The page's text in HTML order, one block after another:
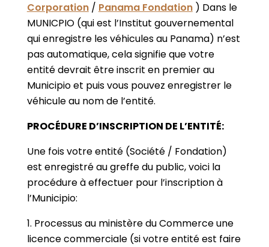
Corporation/ Panama Fondation) Dans le
MUNICPIO (qui est l’Institut gouvernemental
qui enregistre les véhicules au Panama) n’est
pas automatique, cela signifie que votre
entité devrait être inscrit en premier au
Municipio et puis vous pouvez enregistrer le
véhicule au nom de l’entité.
PROCÉDURE D’INSCRIPTION DE L’ENTITÉ:
Une fois votre entité (Société / Fondation)
est enregistré au greffe du public, voici la
procédure à effectuer pour l’inscription à
l’Municipio:
1. Processus au ministère du Commerce une
licence commerciale (si votre entité est faire